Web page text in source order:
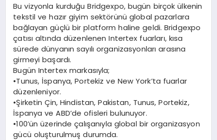
Bu vizyonla kurduğu Bridgexpo, bugün birçok ülkenin
tekstil ve hazır giyim sektörünü global pazarlara
bağlayan güçlü bir platform haline geldi. Bridgexpo
çatısı altında düzenlenen Intertex fuarları, kısa
sürede dünyanın sayılı organizasyonları arasına
girmeyi başardı.
Bugün Intertex markasıyla;
•Tunus, İspanya, Portekiz ve New York’ta fuarlar
düzenleniyor.
•Şirketin Çin, Hindistan, Pakistan, Tunus, Portekiz,
İspanya ve ABD’de ofisleri bulunuyor.
•100’ün üzerinde çalışanıyla global bir organizasyon
gücü oluşturulmuş durumda.